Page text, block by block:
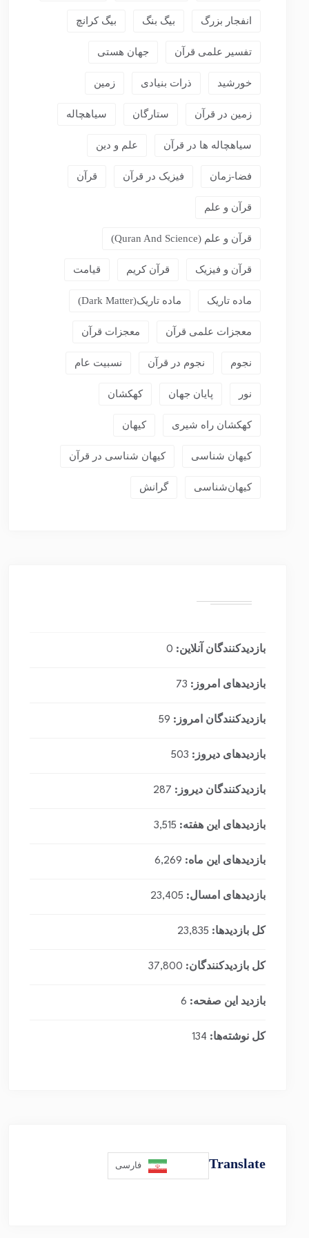
انفجار بزرگ بیگ بنگ بیگ کرانچ
تفسیر علمی قرآن جهان هستی
خورشید ذرات بنیادی زمین
زمین در قرآن ستارگان سیاهچاله
سیاهچاله ها در قرآن علم و دین
فضا-زمان فیزیک در قرآن قرآن
قرآن و علم
قرآن و علم (Quran And Science)
قرآن و فیزیک قرآن کریم قیامت
ماده تاریک ماده تاریک(dark Matter)
معجزات علمی قرآن معجزات قرآن
نجوم نجوم در قرآن نسبیت عام
نور پایان جهان کهکشان
کهکشان راه شیری کیهان
کیهان شناسی کیهان شناسی در قرآن
کیهان‌شناسی گرانش
بازدیدکنندگان آنلاین: 0
بازدیدهای امروز: 73
بازدیدکنندگان امروز: 59
بازدیدهای دیروز: 503
بازدیدکنندگان دیروز: 287
بازدیدهای این هفته: 3,515
بازدیدهای این ماه: 6,269
بازدیدهای امسال: 23,405
کل بازدیدها: 23,835
کل بازدیدکنند‌گان: 37,800
بازدید این صفحه: 6
کل نوشته‌ها: 134
Translate فارسی